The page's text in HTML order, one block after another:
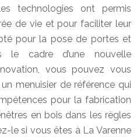
technologies ont permis
de vie et pour faciliter leur
pour la pose de portes et
le cadre d’une nouvelle
vous pouvez vous
un menuisier de référence qui
pour la fabrication
en bois dans les règles
le si vous êtes à La Varenne